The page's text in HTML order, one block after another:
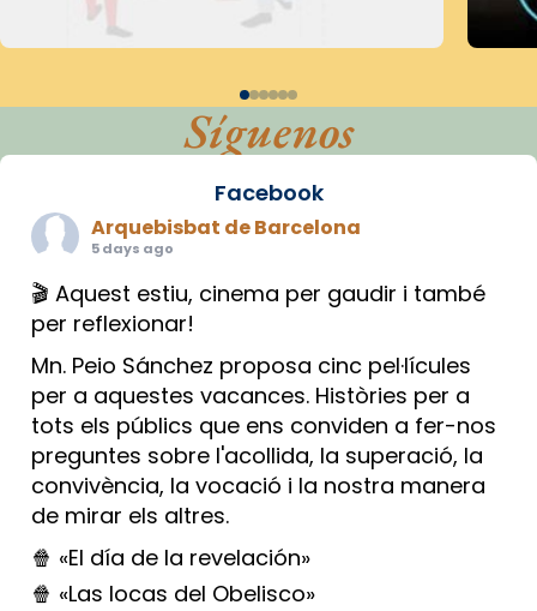
Síguenos
Facebook
Arquebisbat de Barcelona
5 days ago
🎬 Aquest estiu, cinema per gaudir i també
per reflexionar!
Mn. Peio Sánchez proposa cinc pel·lícules
per a aquestes vacances. Històries per a
tots els públics que ens conviden a fer-nos
preguntes sobre l'acollida, la superació, la
convivència, la vocació i la nostra manera
de mirar els altres.
🍿 «El día de la revelación»
🍿 «Las locas del Obelisco»